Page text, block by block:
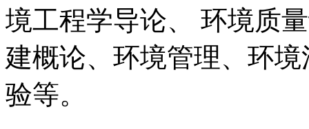
境工程学导论、 环境质
建概论、环境管理、环
验等。